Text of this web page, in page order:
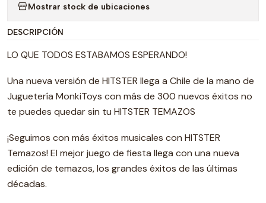
Mostrar stock de ubicaciones
DESCRIPCIÓN
LO QUE TODOS ESTABAMOS ESPERANDO!
Una nueva versión de HITSTER llega a Chile de la mano de
Juguetería MonkiToys con más de 300 nuevos éxitos no
te puedes quedar sin tu HITSTER TEMAZOS
¡Seguimos con más éxitos musicales con HITSTER
Temazos! El mejor juego de fiesta llega con una nueva
edición de temazos, los grandes éxitos de las últimas
décadas.